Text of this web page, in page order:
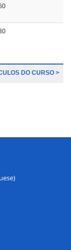
DO CURSO >